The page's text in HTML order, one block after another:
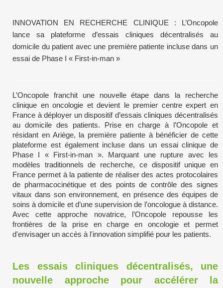
INNOVATION EN RECHERCHE CLINIQUE : L’Oncopole
lance sa plateforme d’essais cliniques décentralisés au
domicile du patient avec une première patiente incluse dans un
essai de Phase I « First-in-man »
L’Oncopole franchit une nouvelle étape dans la recherche
clinique en oncologie et devient le premier centre expert en
France à déployer un dispositif d’essais cliniques décentralisés
au domicile des patients. Prise en charge à l’Oncopole et
résidant en Ariège, la première patiente à bénéficier de cette
plateforme est également incluse dans un essai clinique de
Phase I « First-in-man ». Marquant une rupture avec les
modèles traditionnels de recherche, ce dispositif unique en
France permet à la patiente de réaliser des actes protocolaires
de pharmacocinétique et des points de contrôle des signes
vitaux dans son environnement, en présence des équipes de
soins à domicile et d’une supervision de l’oncologue à distance.
Avec cette approche novatrice, l’Oncopole repousse les
frontières de la prise en charge en oncologie et permet
d'envisager un accès à l'innovation simplifié pour les patients.
Les essais cliniques décentralisés, une
nouvelle approche pour accélérer la